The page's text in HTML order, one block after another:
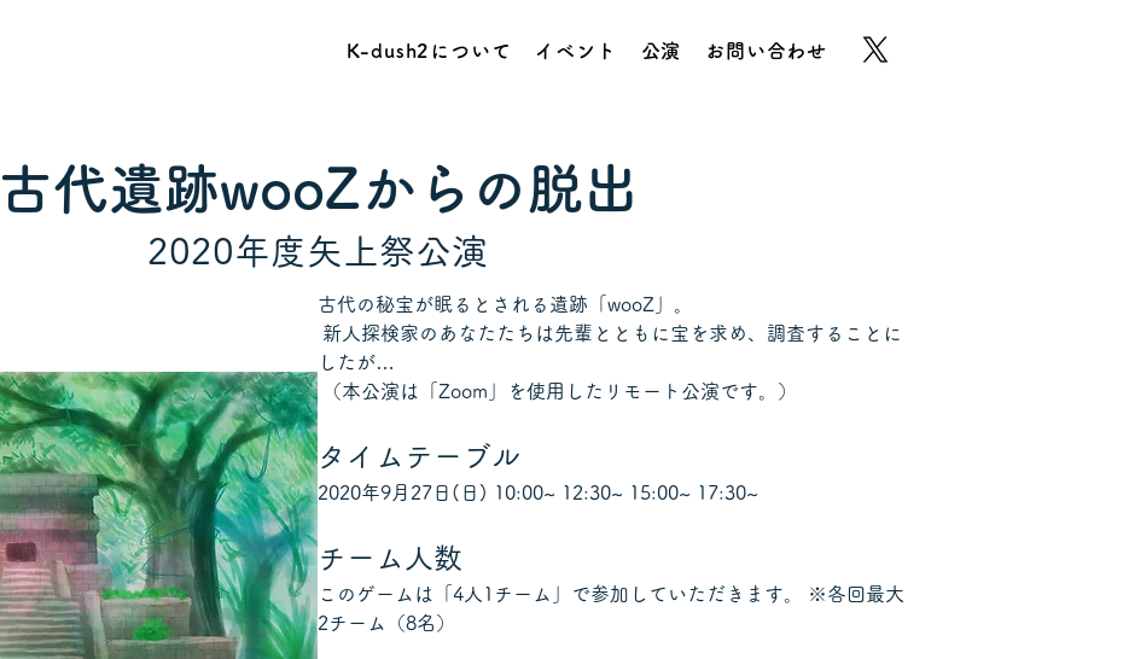
K-dush2について イベント 公演 お問い合わせ
古代遺跡wooZからの脱出
2020年度矢上祭公演
古代の秘宝が眠るとされる遺跡「wooZ」。
新人探検家のあなたたちは先輩とともに宝を求め、調査することに
したが…
（本公演は「Zoom」を使用したリモート公演です。）
タイムテーブル
2020年9月27日(日) 10:00~ 12:30~ 15:00~ 17:30~
チーム人数
このゲームは「4人1チーム」で参加していただきます。 ※各回最大
2チーム（8名）